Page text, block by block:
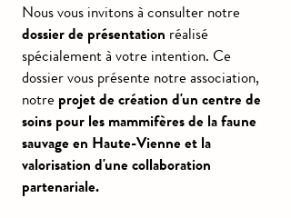
Nous vous invitons à consulter notre
dossier de présentation réalisé
spécialement à votre intention. Ce
dossier vous présente notre association,
notre projet de création d'un centre de
soins pour les mammifères de la faune
sauvage en Haute-Vienne et la
valorisation d'une collaboration
partenariale.